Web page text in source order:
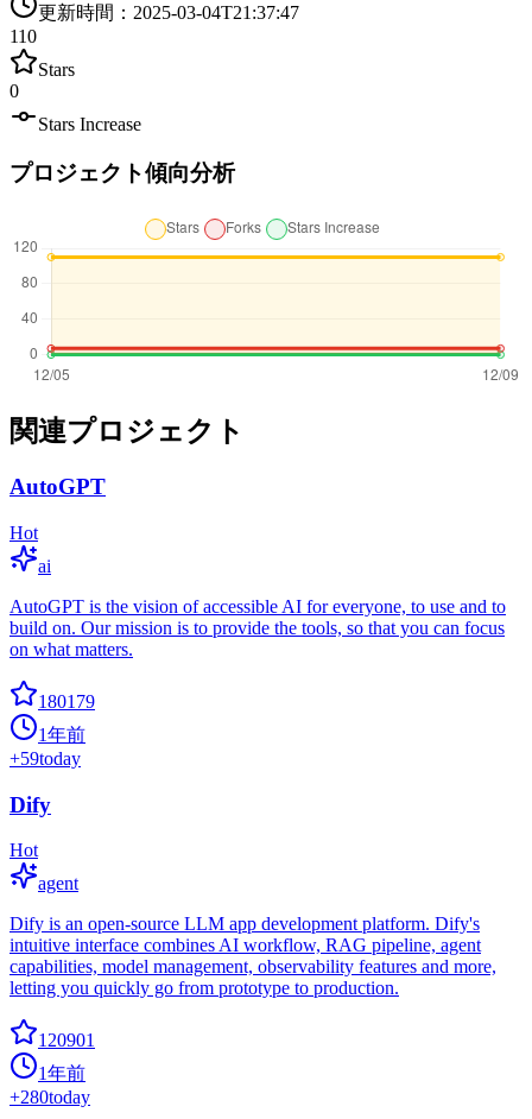
更新時間 ： 2025-03-04T21:37:47
110
Stars
0
Stars Increase
プロジェクト傾向分析
関連プロジェクト
AutoGPT
Hot
ai
AutoGPT is the vision of accessible AI for everyone, to use and to
build on. Our mission is to provide the tools, so that you can focus
on what matters.
180179
1年前
+59today
Dify
Hot
agent
Dify is an open-source LLM app development platform. Dify's
intuitive interface combines AI workflow, RAG pipeline, agent
capabilities, model management, observability features and more,
letting you quickly go from prototype to production.
120901
1年前
+280today